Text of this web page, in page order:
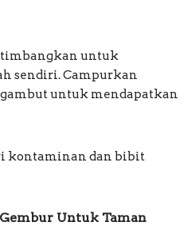
untuk
sendiri. Campurkan
untuk mendapatkan
kontaminan dan bibit
Untuk Taman